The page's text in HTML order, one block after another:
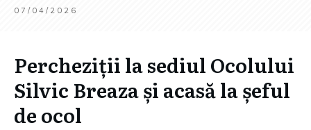
07/04/2026
Percheziții la sediul Ocolului
Silvic Breaza și acasă la șeful
de ocol